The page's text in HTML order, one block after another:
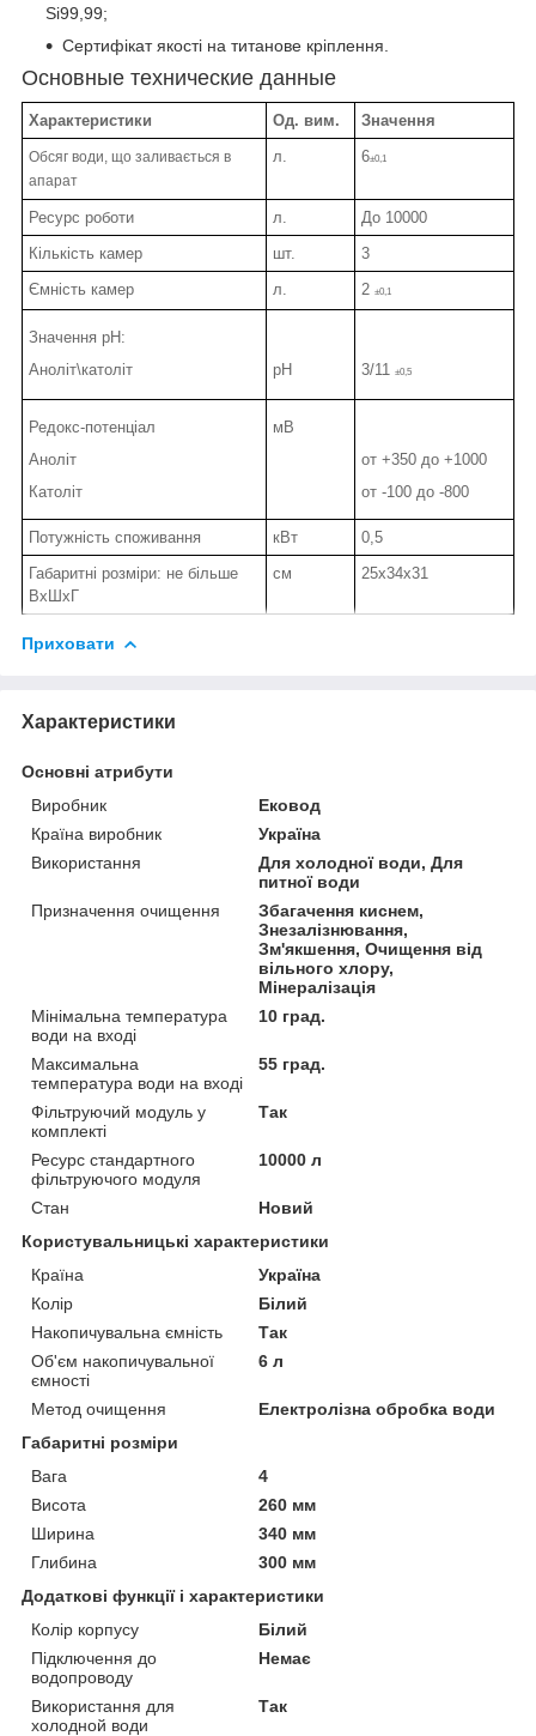
Si99,99;
Сертифікат якості на титанове кріплення.
Основные технические данные
Характеристики Од. вим. Значення
Обсяг води, що заливається в
апарат
л. 6±0,1
Ресурс роботи л.
До 10000
Кількість камер
шт.
3
Ємність камер
л. 2 ±0,1
Значення pH:
Аноліт\католіт
рН 3/11 ±0,5
Редокс-потенціал
Аноліт
Католіт
мВ
от +350 до +1000
от -100 до -800
Потужність споживання кВт
0,5
Габаритні розміри: не більше
ВхШхГ
см 25х34х31
Приховати
Характеристики
Основні атрибути
Виробник
Ековод
Країна виробник
Україна
Використання
Для холодної води, Для
питної води
Призначення очищення
Збагачення киснем,
Знезалізнювання,
Зм'якшення, Очищення від
вільного хлору,
Мінералізація
Мінімальна температура
води на вході
10 град.
Максимальна
температура води на вході
55 град.
Фільтруючий модуль у
комплекті
Так
Ресурс стандартного
фільтруючого модуля
10000 л
Стан
Новий
Користувальницькі характеристики
Країна
Україна
Колір
Білий
Накопичувальна ємність
Так
Об'єм накопичувальної
ємності
6 л
Метод очищення
Електролізна обробка води
Габаритні розміри
Вага
4
Висота
260 мм
Ширина
340 мм
Глибина
300 мм
Додаткові функції і характеристики
Колір корпусу
Білий
Підключення до
водопроводу
Немає
Використання для
холодной води
Так